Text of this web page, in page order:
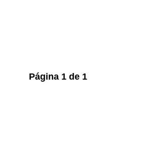
Página 1 de 1